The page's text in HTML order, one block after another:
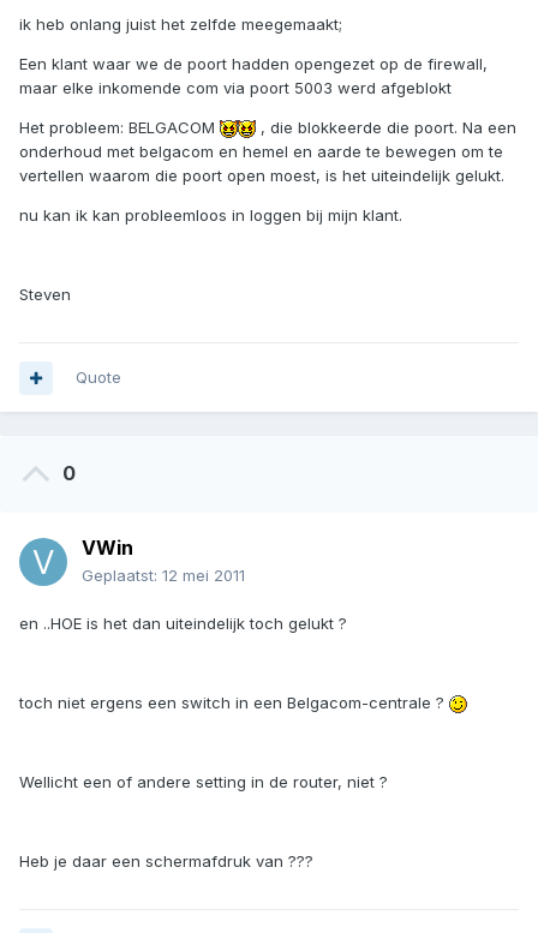
ik heb onlang juist het zelfde meegemaakt;
Een klant waar we de poort hadden opengezet op de firewall,
maar elke inkomende com via poort 5003 werd afgeblokt
Het probleem: BELGACOM
, die blokkeerde die poort. Na een
onderhoud met belgacom en hemel en aarde te bewegen om te
vertellen waarom die poort open moest, is het uiteindelijk gelukt.
nu kan ik kan probleemloos in loggen bij mijn klant.
Steven
Quote
0
VWin
Geplaatst: 12 mei 2011
en ..HOE is het dan uiteindelijk toch gelukt ?
toch niet ergens een switch in een Belgacom-centrale ?
Wellicht een of andere setting in de router, niet ?
Heb je daar een schermafdruk van ???